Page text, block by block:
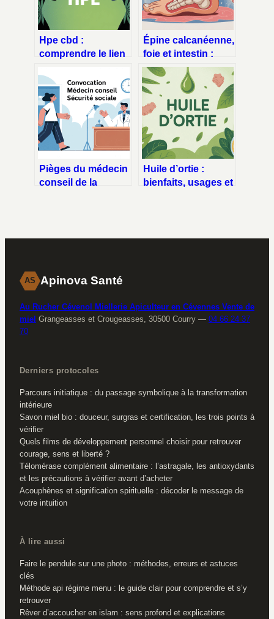
Hpe cbd :
comprendre le lien
entre haut potentiel
émotionnel et
cannabis
Épine calcanéenne,
foie et intestin :
comprendre les
liens possibles
Pièges du médecin
conseil de la
Huile d’ortie :
bienfaits, usages et
AS Apinova Santé
Au Rucher Cévenol Miellerie Apiculteur en Cévennes Vente de
miel Grangeasses et Crougeasses, 30500 Courry — 04 66 24 37
70
Derniers protocoles
Parcours initiatique : du passage symbolique à la transformation
intérieure
Savon miel bio : douceur, surgras et certification, les trois points à
vérifier
Quels films de développement personnel choisir pour retrouver
courage, sens et liberté ?
Télomérase complément alimentaire : l’astragale, les antioxydants
et les précautions à vérifier avant d’acheter
Acouphènes et signification spirituelle : décoder le message de
votre intuition
À lire aussi
Faire le pendule sur une photo : méthodes, erreurs et astuces
clés
Méthode api régime menu : le guide clair pour comprendre et s’y
retrouver
Rêver d’accoucher en islam : sens profond et explications